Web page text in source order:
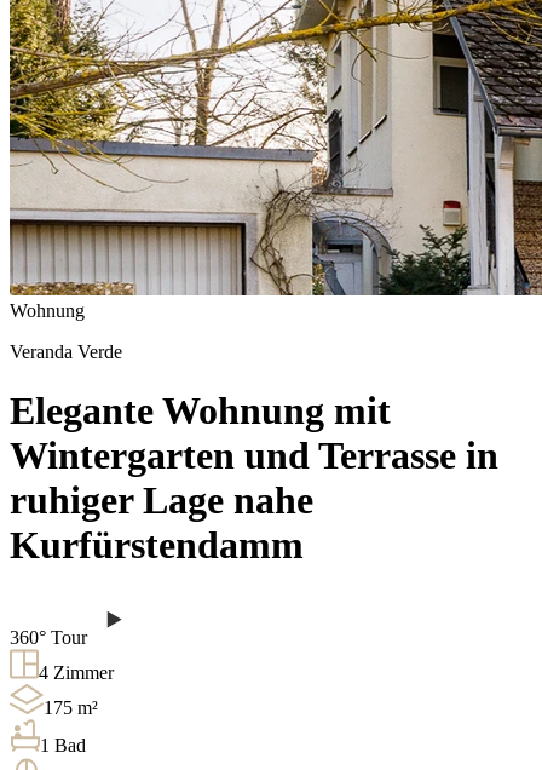
Wohnung
Veranda Verde
Elegante Wohnung mit
Wintergarten und Terrasse in
ruhiger Lage nahe
Kurfürstendamm
360° Tour
4 Zimmer
175 m²
1 Bad